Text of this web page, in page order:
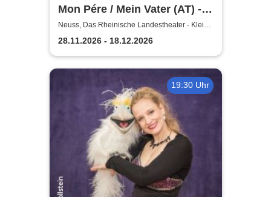
Mon Pére / Mein Vater (AT) -
Rheinisches Landestheater
Neuss
Neuss, Das Rheinische Landestheater - Kleine
Bühne
28.11.2026 - 18.12.2026
19:30 Uhr